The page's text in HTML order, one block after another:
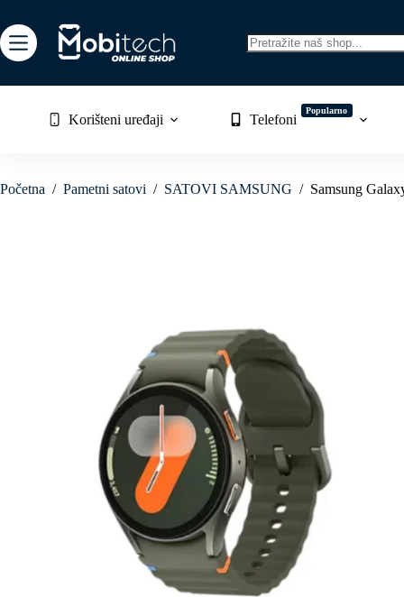
to
content
Korišteni uređaji Telefoni
Popularno
Početna / Pametni satovi / SATOVI SAMSUNG / Samsung